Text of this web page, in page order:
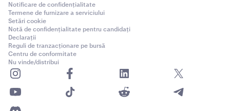
Notificare de confidențialitate
Termene de furnizare a serviciului
Setări cookie
Notă de confidențialitate pentru candidați
Declarații
Reguli de tranzacționare pe bursă
Centru de conformitate
Nu vinde/distribui